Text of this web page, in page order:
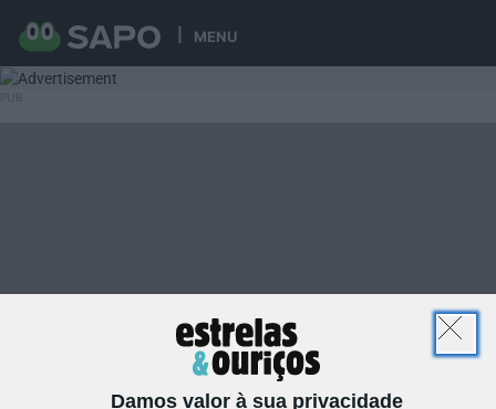
MENU
Damos valor à sua privacidade